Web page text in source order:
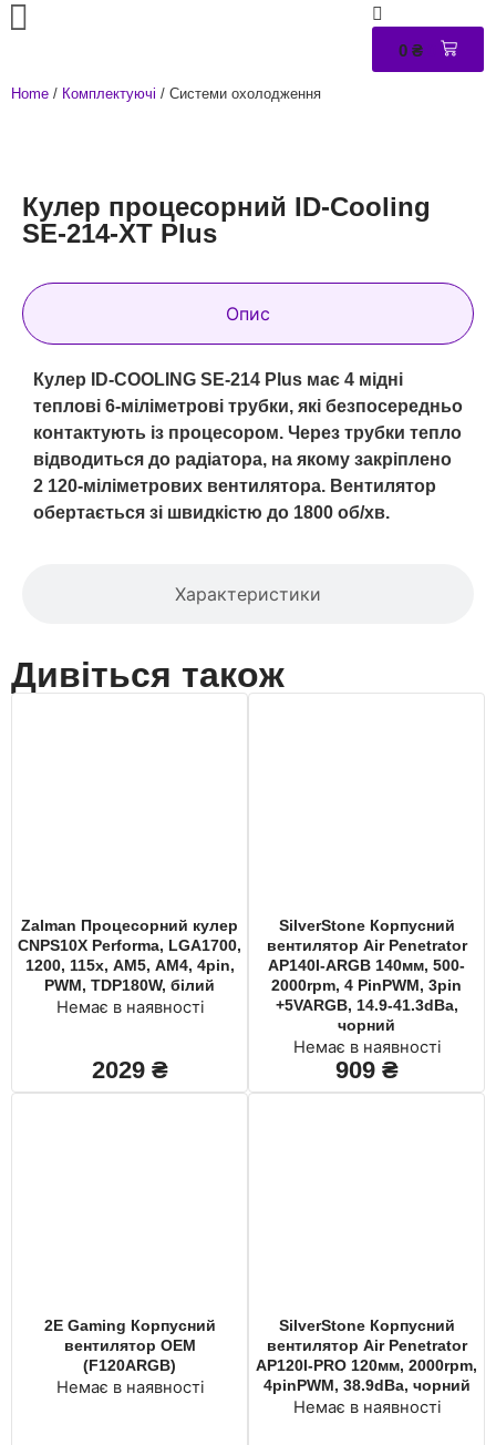
0 ₴
Home / Комплектуючі / Системи охолодження
Кулер процесорний ID-Cooling
SE-214-XT Plus
Опис
Характеристики
Кулер ID-COOLING SE-214 Plus має 4 мідні
теплові 6-міліметрові трубки, які безпосередньо
контактують із процесором. Через трубки тепло
відводиться до радіатора, на якому закріплено
2 120-міліметрових вентилятора. Вентилятор
обертається зі швидкістю до 1800 об/хв.
Дивіться також
Zalman Процесорний кулер
CNPS10X Performa, LGA1700,
1200, 115x, AM5, AM4, 4pin,
PWM, TDP180W, білий
Немає в наявності
2029 ₴
SilverStone Корпусний
вентилятор Air Penetrator
AP140I-ARGB 140мм, 500-
2000rpm, 4 PinPWM, 3pin
+5VARGB, 14.9-41.3dBa,
чорний
Немає в наявності
909 ₴
2E Gaming Корпусний
вентилятор OEM
(F120ARGB)
Немає в наявності
SilverStone Корпусний
вентилятор Air Penetrator
AP120I-PRO 120мм, 2000rpm,
4pinPWM, 38.9dBa, чорний
Немає в наявності